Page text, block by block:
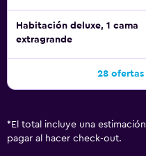
Habitación deluxe, 1 cama
extragrande
28 ofertas
* El total incluye una
pagar al hacer check-out.